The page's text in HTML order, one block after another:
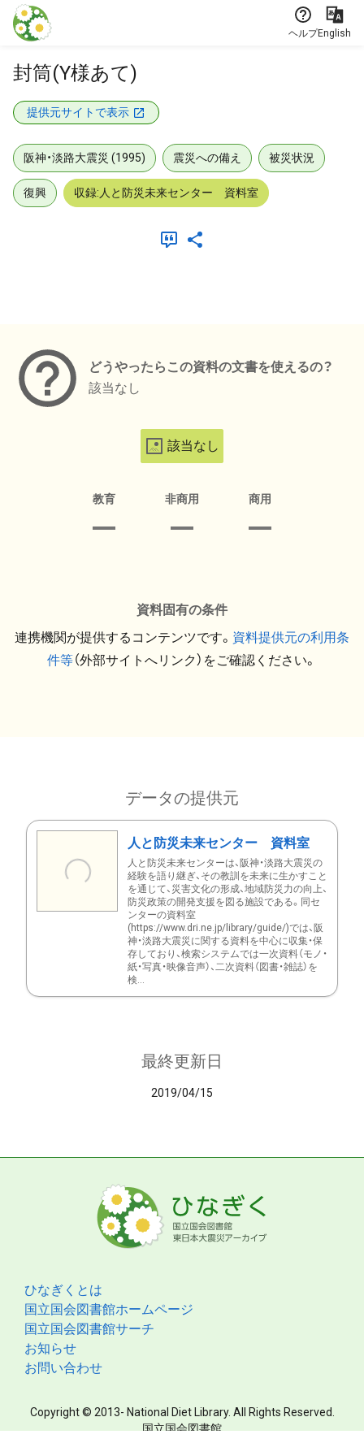
本文に飛ぶ
ヘルプEnglish
封筒(Y様あて)
提供元サイトで表示
阪神・淡路大震災 (1995) 震災への備え 被災状況
復興 収録:人と防災未来センター 資料室
どうやったらこの資料の文書を使えるの？
該当なし
該当なし
教育 非商用 商用
資料固有の条件
連携機関が提供するコンテンツです。 資料提供元の利用条
件等（外部サイトへリンク）をご確認ください。
データの提供元
人と防災未来センター 資料室
人と防災未来センターは、阪神・淡路大震災の
経験を語り継ぎ、その教訓を未来に生かすこと
を通じて、災害文化の形成、地域防災力の向上、
防災政策の開発支援を図る施設である。同セ
ンターの資料室
(https://www.dri.ne.jp/library/guide/)では、阪
神・淡路大震災に関する資料を中心に収集・保
存しており、検索システムでは一次資料（モノ・
紙・写真・映像音声）、二次資料（図書・雑誌）を
検...
最終更新日
2019/04/15
ひなぎくとは
国立国会図書館ホームページ
国立国会図書館サーチ
お知らせ
お問い合わせ
Copyright © 2013- National Diet Library. All Rights Reserved.